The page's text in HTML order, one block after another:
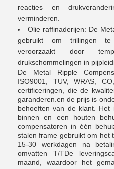
reacties en
verminderen.
Olie raffinaderijen: De
gebruikt om trillingen
veroorzaakt door
drukschommelingen in
De Metal Ripple
ISO9001, TUV, WRAS,
certificeringen, die de
garanderen.en de prijs is
behoeften van de klant.
binnen en een houten
compensatoren in één
stalen frame gebruikt om het
15-30 werkdagen na
omvatten T/TDe
maand, waardoor het